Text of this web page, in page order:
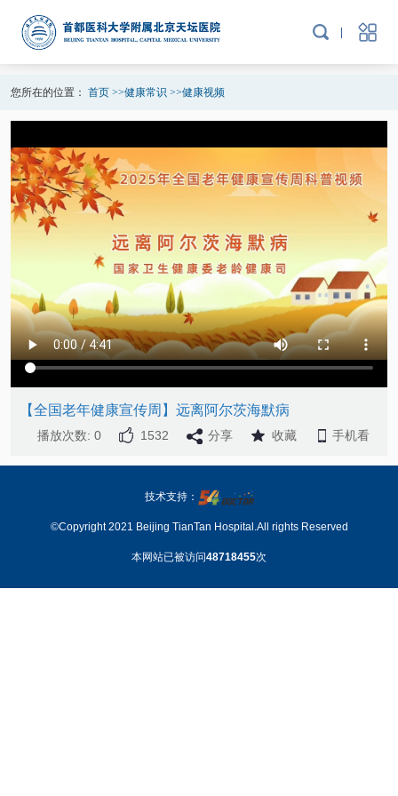
您所在的位置： 首页>>健康常识 >>健康视频
【全国老年健康宣传周】远离阿尔茨海默病
播放次数: 0 1532 分享 收藏 手机看
技术支持：
©Copyright 2021 Beijing TianTan Hospital.All rights Reserved
本网站已被访问48718455次